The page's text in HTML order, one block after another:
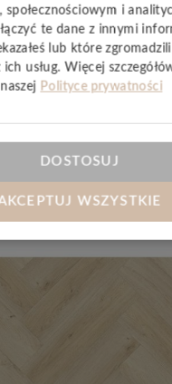
Specyfikacja techniczna
społecznościowym i
te dane z innymi
lub które
usług. Więcej
Polityce prywatności
DOSTOSUJ
WSZYSTKIE